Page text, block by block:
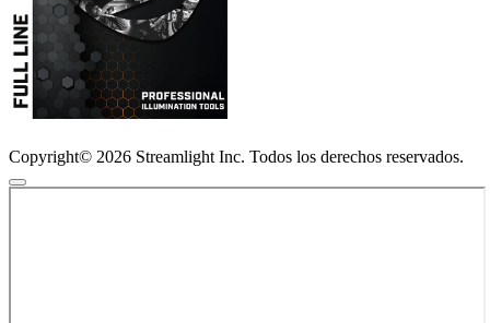
Copyright© 2026 Streamlight Inc. Todos los derechos reservados.